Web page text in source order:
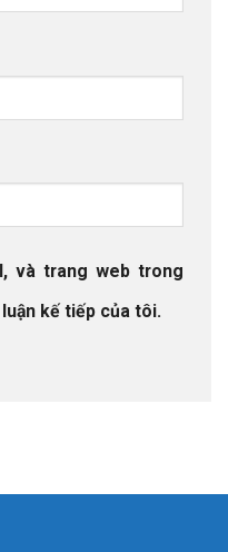
và trang web trong
kế tiếp của tôi.